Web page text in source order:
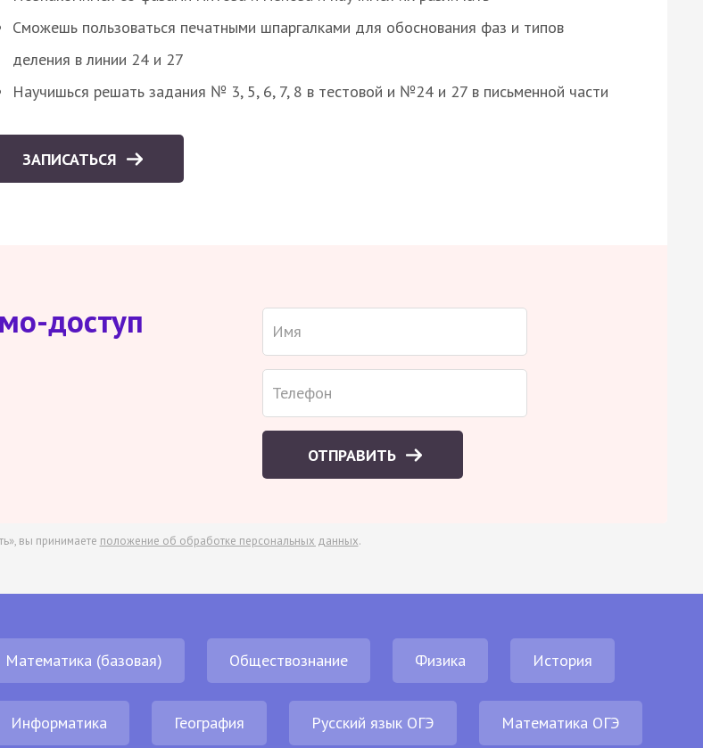
Сможешь пользоваться печатными шпаргалками для обоснования фаз и типов
деления в линии 24 и 27
Научишься решать задания № 3, 5, 6, 7, 8 в тестовой и №24 и 27 в письменной части
ЗАПИСАТЬСЯ
доступ
ОТПРАВИТЬ
вы принимаете положение об обработке персональных данных.
Математика (базовая) Обществознание Физика История
Информатика География Русский язык ОГЭ Математика ОГЭ